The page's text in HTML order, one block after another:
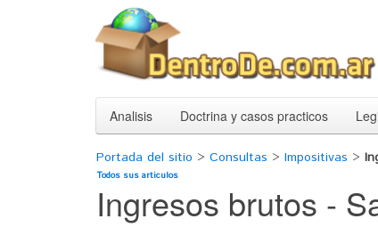
Analisis Doctrina y casos practicos
Portada del sitio > Consultas > Impositivas >
Todos sus articulos
Ingresos brutos -